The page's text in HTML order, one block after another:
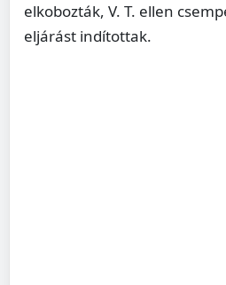
elkobozták, V. T. ellen
eljárást indítottak.